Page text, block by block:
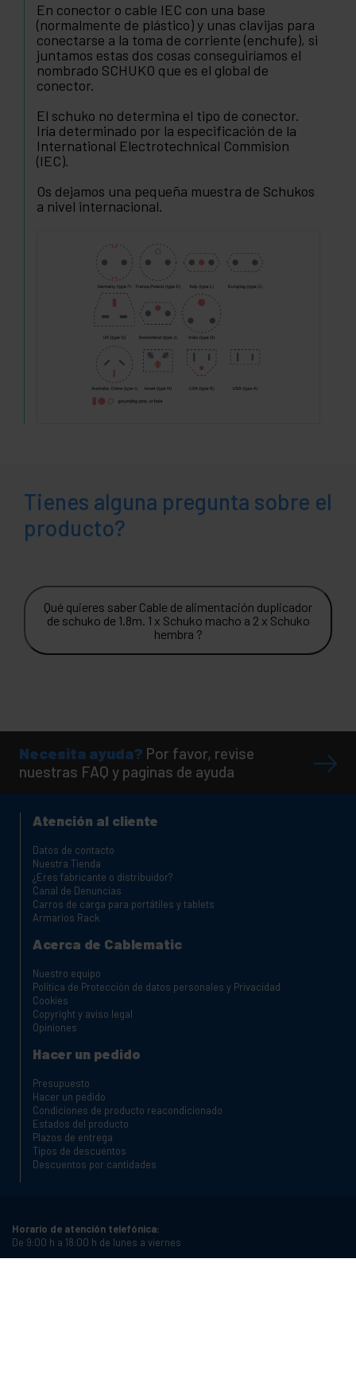
En conector o cable IEC con una base
(normalmente de plástico) y unas clavijas para
conectarse a la toma de corriente (enchufe), si
juntamos estas dos cosas conseguiríamos el
nombrado SCHUKO que es el global de
conector.
El schuko no determina el tipo de conector.
Iría determinado por la especificación de la
International Electrotechnical Commision
(IEC).
Os dejamos una pequeña muestra de Schukos
a nivel internacional.
Tienes alguna pregunta sobre el
producto?
Qué quieres saber Cable de alimentación duplicador
de schuko de 1.8m. 1 x Schuko macho a 2 x Schuko
hembra ?
Necesita ayuda? Por favor, revise
nuestras FAQ y paginas de ayuda
Atención al cliente
Datos de contacto
Nuestra Tienda
¿Eres fabricante o distribuidor?
Canal de Denuncias
Carros de carga para portátiles y tablets
Armarios Rack
Acerca de Cablematic
Nuestro equipo
Política de Protección de datos personales y Privacidad
Cookies
Copyright y aviso legal
Opiniones
Hacer un pedido
Presupuesto
Hacer un pedido
Condiciones de producto reacondicionado
Estados del producto
Plazos de entrega
Tipos de descuentos
Descuentos por cantidades
Horario de atención telefónica:
De 9:00 h a 18:00 h de lunes a viernes